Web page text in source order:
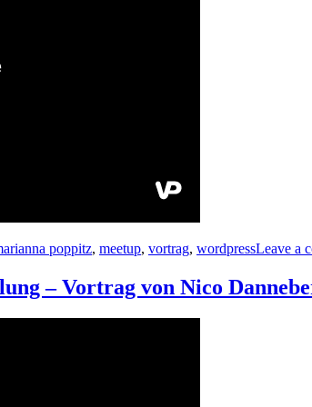
poppitz, meetup, vortrag, wordpressLeave a
– Vortrag von Nico